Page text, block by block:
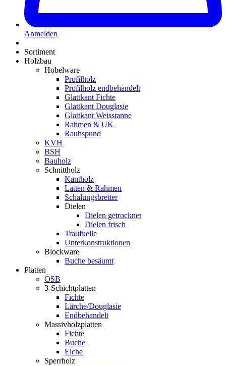
Anmelden
Sortiment
Holzbau
Hobelware
Profilholz
Profilholz endbehandelt
Glattkant Fichte
Glattkant Douglasie
Glattkant Weisstanne
Rahmen & UK
Rauhspund
KVH
BSH
Bauholz
Schnittholz
Kantholz
Latten & Rahmen
Schalungsbretter
Dielen
Dielen getrocknet
Dielen frisch
Traufkeile
Unterkonstruktionen
Blockware
Buche besäumt
Platten
OSB
3-Schichtplatten
Fichte
Lärche/Douglasie
Endbehandelt
Massivholzplatten
Fichte
Buche
Eiche
Sperrholz